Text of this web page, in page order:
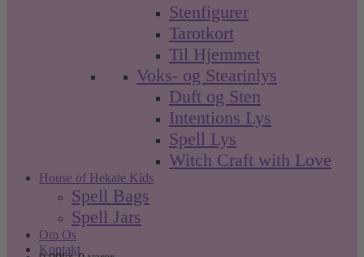
Stenfigurer
Tarotkort
Til Hjemmet
Voks- og Stearinlys
Duft og Sten
Intentions Lys
Spell Lys
Witch Craft with Love
House of Hekate Kids
Spell Bags
Spell Jars
Om Os
Kontakt